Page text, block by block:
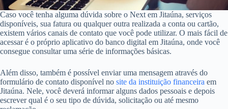
Caso você tenha alguma dúvida sobre o Next em Jitaúna, serviços
disponíveis, sua fatura ou qualquer outra realizada a conta ou cartão,
existem vários canais de contato que você pode utilizar. O mais fácil de
acessar é o próprio aplicativo do banco digital em Jitaúna, onde você
consegue consultar uma série de informações básicas.
Além disso, também é possível enviar uma mensagem através do
formulário de contato disponível no site da instituição financeira em
Jitaúna. Nele, você deverá informar alguns dados pessoais e depois
escrever qual é o seu tipo de dúvida, solicitação ou até mesmo